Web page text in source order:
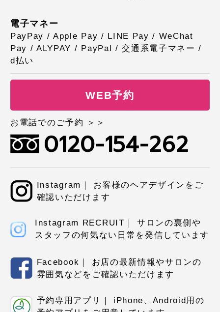
電子マネー
PayPay / Apple Pay / LINE Pay / WeChat
Pay / ALYPAY / PayPal / 交通系電子マネー /
d払い
WEB予約
お電話でのご予約 ＞＞
0120-154-262
Instagram｜ お客様のヘアデザインをご
確認いただけます
Instagram RECRUIT｜ サロンの裏側や
スタッフの何気ない日常を発信しています
Facebook｜ お店の最新情報やサロンの
雰囲気などをご確認いただけます
予約専用アプリ｜ iPhone、Android用の